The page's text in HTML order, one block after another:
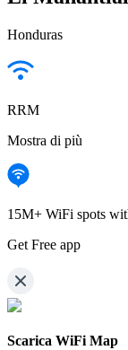
Honduras
RRM
Mostra di più
15M+ WiFi spots
Get Free app
Scarica WiFi Map